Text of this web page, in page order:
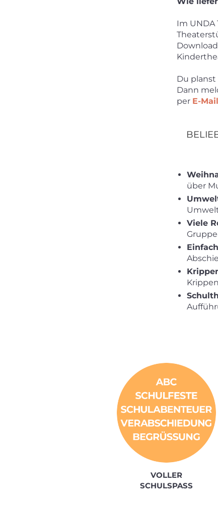
Im UNDA
Du
Dann
per E-Mail
über
Viele
VOLLER
SCHULSPASS